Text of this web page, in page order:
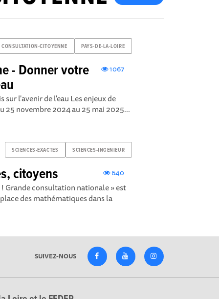
CONSULTATION-CITOYENNE PAYS-DE-LA-LOIRE
1067
- Donner votre
l'avenir de l'eau Les enjeux de
25 novembre 2024 au 25 mai 2025...
SCIENCES-EXACTES SCIENCES-INGENIEUR
640
citoyens
Grande consultation nationale » est
des mathématiques dans la
SUIVEZ-NOUS